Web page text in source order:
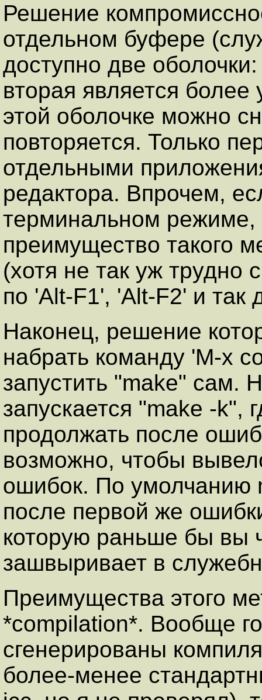
Решение
отдельном буфере
доступно две
вторая является
этой оболочке можно
повторяется. Только
отдельными
редактора. Впрочем,
терминальном режиме,
преимущество такого
(хотя не так уж трудно
по 'Alt-F1', 'Alt-F2' и так
Наконец, решение
набрать команду 'M-x
запустить "make" сам.
запускается "make -k",
продолжать после
возможно, чтобы
ошибок. По умолчанию
после первой же
которую раньше бы вы
зашвыривает в
Преимущества этого
*compilation*. Вообще
сгенерированы
более-менее